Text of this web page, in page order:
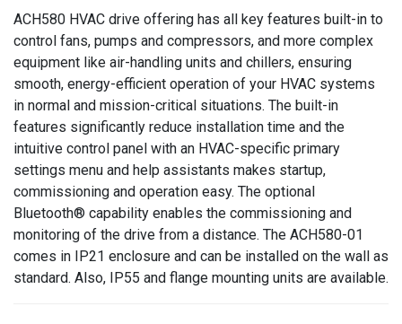
ACH580 HVAC drive offering has all key features built-in to
control fans, pumps and compressors, and more complex
equipment like air-handling units and chillers, ensuring
smooth, energy-efficient operation of your HVAC systems
in normal and mission-critical situations. The built-in
features significantly reduce installation time and the
intuitive control panel with an HVAC-specific primary
settings menu and help assistants makes startup,
commissioning and operation easy. The optional
Bluetooth® capability enables the commissioning and
monitoring of the drive from a distance. The ACH580-01
comes in IP21 enclosure and can be installed on the wall as
standard. Also, IP55 and flange mounting units are available.